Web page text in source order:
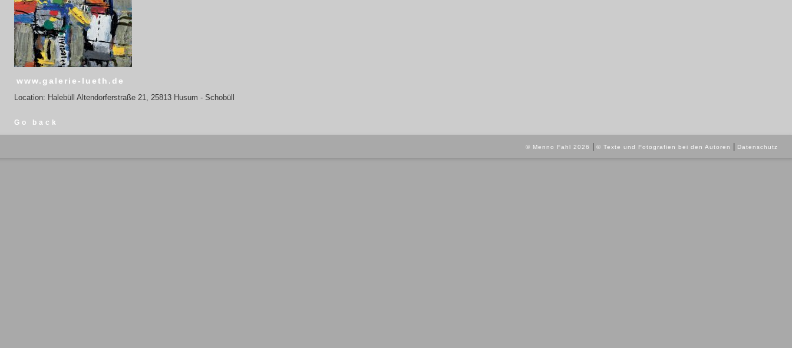
www.galerie-lueth.de
Location: Halebüll Altendorferstraße 21, 25813 Husum - Schobüll
Go back
© Menno Fahl 2026 © Texte und Fotografien bei den Autoren Datenschutz